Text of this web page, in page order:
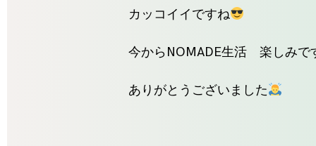
カッコイイですね
今からNOMADE生活 楽しみで
ありがとうございました